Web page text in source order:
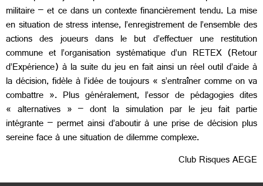
militaire – et ce dans un contexte financièrement tendu. La mise
en situation de stress intense, l’enregistrement de l’ensemble des
actions des joueurs dans le but d’effectuer une restitution
commune et l’organisation systématique d’un RETEX (Retour
d’Expérience) à la suite du jeu en fait ainsi un réel outil d’aide à
la décision, fidèle à l’idée de toujours « s’entraîner comme on va
combattre ». Plus généralement, l’essor de pédagogies dites
« alternatives » – dont la simulation par le jeu fait partie
intégrante – permet ainsi d’aboutir à une prise de décision plus
sereine face à une situation de dilemme complexe.
Club Risques AEGE